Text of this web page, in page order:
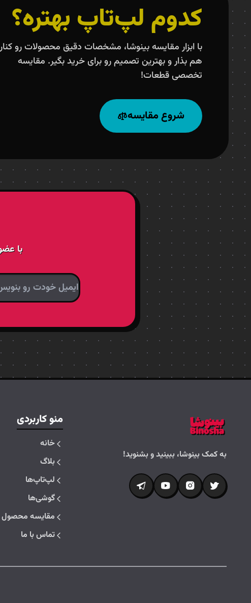
کدوم لپ‌تاپ بهتره؟
با ابزار مقایسه بینوشا، مشخصات دقیق محصولات رو کنار
هم بذار و بهترین تصمیم رو برای خرید بگیر. مقایسه
تخصصی قطعات!
شروع مقایسه
با
به کمک بینوشا، ببینید و بشنوید!
منو کاربردی
خانه
بلاگ
لپ‌تاپ‌ها
گوشی‌ها
مقایسه محصول
تماس با ما